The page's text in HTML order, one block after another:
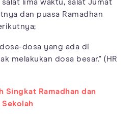
salat lima waktu, salat Jumat
dan puasa Ramadhan
dosa yang ada di
melakukan dosa besar." (HR
Singkat Ramadhan dan